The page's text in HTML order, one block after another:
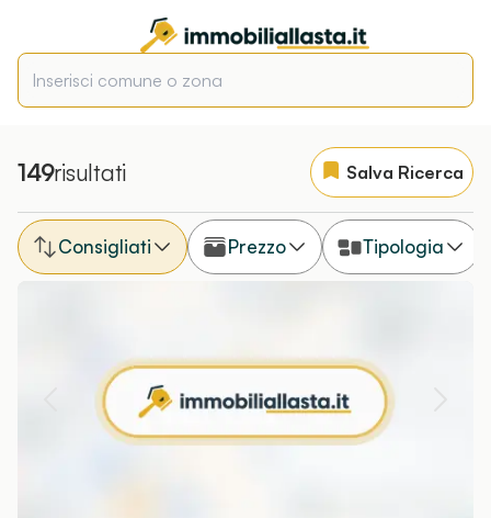
149risultati Salva Ricerca
Prezzo Tipologia
Consigliati